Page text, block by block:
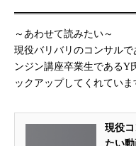
～あわせて読みたい～
現役バリバリのコンサル
ンジン講座卒業生であるY
ックアップしてくれていま
現役
たい